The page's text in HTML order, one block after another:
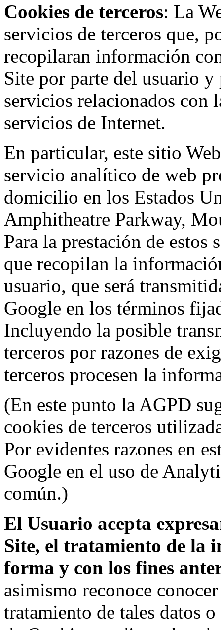
Cookies de terceros: La
servicios de terceros que,
recopilaran información
Site por parte del usuario
servicios relacionados con
servicios de Internet.
En particular, este sitio
servicio analítico de web
domicilio en los Estados
Amphitheatre Parkway,
Para la prestación de
que recopilan la
usuario, que será
Google en los términos
Incluyendo la posible
terceros por razones de
terceros procesen la
(En este punto la AGPD
cookies de terceros
Por evidentes razones en
Google en el uso de
común.)
El Usuario acepta
Site, el tratamiento de la
forma y con los fines
asimismo reconoce
tratamiento de tales datos